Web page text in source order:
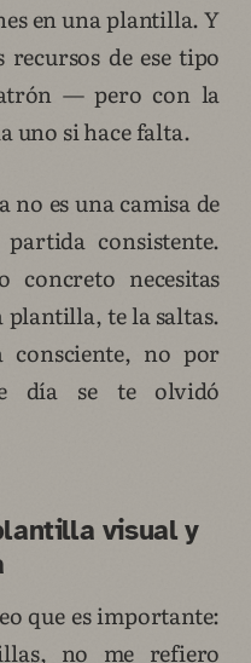
en una plantilla. Y
de ese tipo
— pero con la
uno si hace falta.
no es una camisa de
consistente.
concreto necesitas
plantilla, te la saltas.
consciente, no por
día se te olvidó
visual y
que es importante:
no me refiero